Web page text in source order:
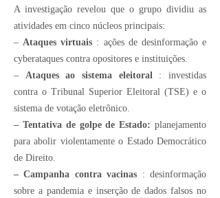
A investigação revelou que o grupo dividiu as
atividades em cinco núcleos principais:
– Ataques virtuais : ações de desinformação e
cyberataques contra opositores e instituições.
– Ataques ao sistema eleitoral : investidas
contra o Tribunal Superior Eleitoral (TSE) e o
sistema de votação eletrônico.
– Tentativa de golpe de Estado: planejamento
para abolir violentamente o Estado Democrático
de Direito.
– Campanha contra vacinas : desinformação
sobre a pandemia e inserção de dados falsos no